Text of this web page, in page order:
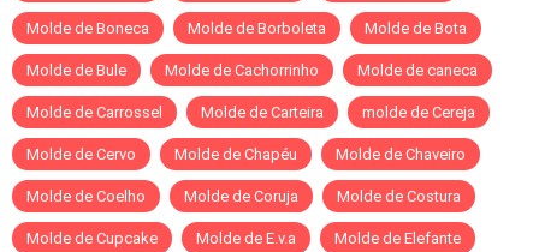
Molde de Boneca Molde de Borboleta Molde de Bota
Molde de Bule Molde de Cachorrinho Molde de caneca
Molde de Carrossel Molde de Carteira molde de Cereja
Molde de Cervo Molde de Chapéu Molde de Chaveiro
Molde de Coelho Molde de Coruja Molde de Costura
Molde de Cupcake Molde de E.v.a Molde de Elefante